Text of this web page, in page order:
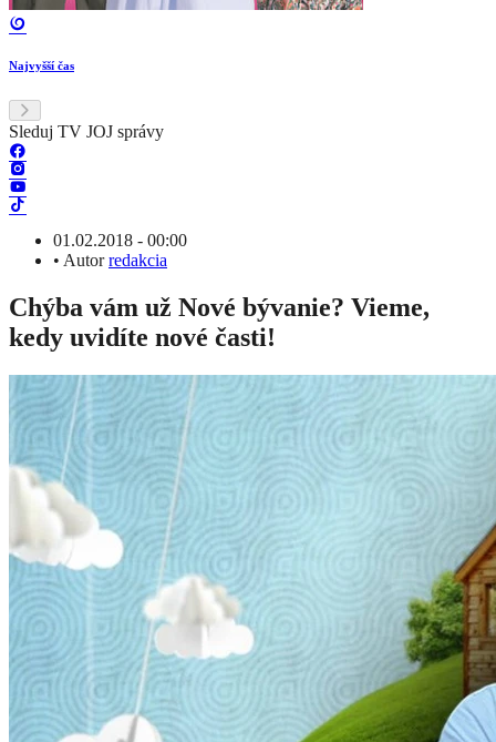
Najvyšší čas
Sleduj TV JOJ správy
01.02.2018 - 00:00
• Autorredakcia
Chýba vám už Nové bývanie? Vieme,
kedy uvidíte nové časti!